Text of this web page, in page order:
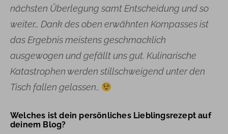
nächsten Überlegung samt Entscheidung und so
weiter… Dank des oben erwähnten Kompasses ist
das Ergebnis meistens geschmacklich
ausgewogen und gefällt uns gut. Kulinarische
Katastrophen werden stillschweigend unter den
Tisch fallen gelassen..
Welches ist dein persönliches Lieblingsrezept auf
deinem Blog?